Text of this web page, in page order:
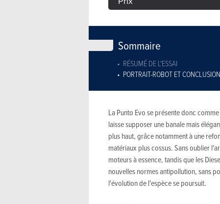
Sommaire
RÉSUMÉ DE L'ESSAI
PORTRAIT-ROBOT ET CONCLUSION
La Punto Evo se présente donc
laisse supposer une banale mais
plus haut, grâce notamment à une
matériaux plus cossus. Sans oublier
moteurs à essence, tandis que les
nouvelles normes antipollution, sans
l'évolution de l'espèce se poursuit.